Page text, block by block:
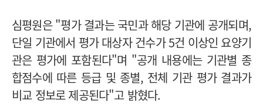
심평원은 "평가 결과는 국민과 해당 기관에 공개되며,
단일 기관에서 평가 대상자 건수가 5건 이상인 요양기
관은 평가에 포함된다"며 "공개 내용에는 기관별 종
합점수에 따른 등급 및 종별, 전체 기관 평가 결과가
비교 정보로 제공된다"고 밝혔다.